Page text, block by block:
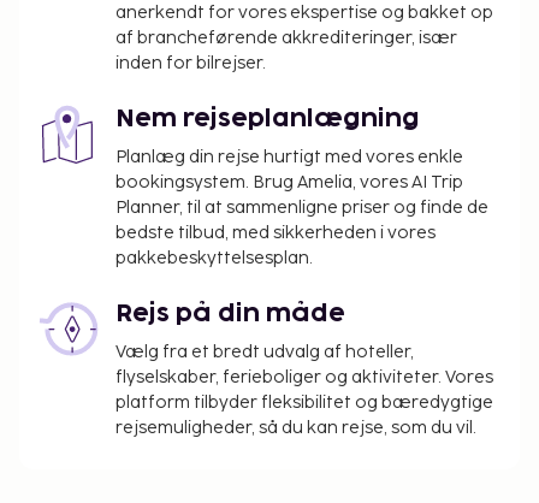
anerkendt for vores ekspertise og bakket op
af brancheførende akkrediteringer, især
inden for bilrejser.
Nem rejseplanlægning
Planlæg din rejse hurtigt med vores enkle
bookingsystem. Brug Amelia, vores AI Trip
Planner, til at sammenligne priser og finde de
bedste tilbud, med sikkerheden i vores
pakkebeskyttelsesplan.
Rejs på din måde
Vælg fra et bredt udvalg af hoteller,
flyselskaber, ferieboliger og aktiviteter. Vores
platform tilbyder fleksibilitet og bæredygtige
rejsemuligheder, så du kan rejse, som du vil.